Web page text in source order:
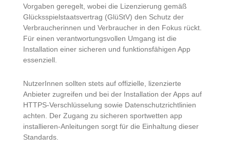
Vorgaben geregelt, wobei die Lizenzierung gemäß
Glücksspielstaatsvertrag (GlüStV) den Schutz der
Verbraucherinnen und Verbraucher in den Fokus rückt.
Für einen verantwortungsvollen Umgang ist die
Installation einer sicheren und funktionsfähigen App
essenziell.
NutzerInnen sollten stets auf offizielle, lizenzierte
Anbieter zugreifen und bei der Installation der Apps auf
HTTPS-Verschlüsselung sowie Datenschutzrichtlinien
achten. Der Zugang zu sicheren sportwetten app
installieren-Anleitungen sorgt für die Einhaltung dieser
Standards.